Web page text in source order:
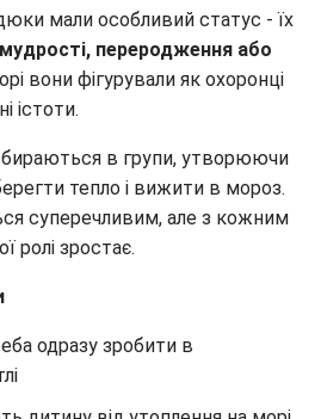
мали особливий статус - їх
переродження або
вони фігурували як охоронці
істоти.
в групи, утворюючи
тепло і вижити в мороз.
суперечливим, але з кожним
ролі зростає.
одразу зробити в